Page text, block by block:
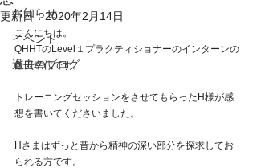
お知らせ
イベント
過去のブログ
更新日：2020年2月14日
こんにちは。
QHHTのLevel１プラクティショナーのインターンの
飯田幸代です。
トレーニングセッションをさせてもらったH様が感
想を書いてくださいました。
Hさまはずっと昔から精神の深い部分を探求してお
られる方です。